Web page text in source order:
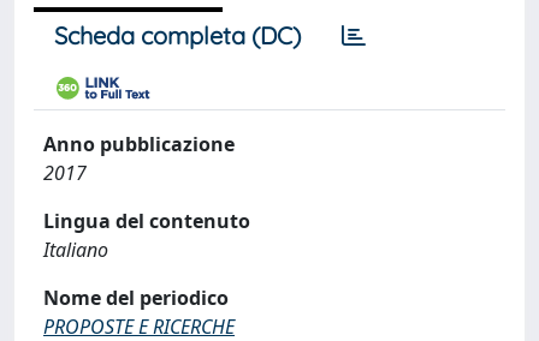
Scheda completa (DC)
Anno pubblicazione
2017
Lingua del contenuto
Italiano
Nome del periodico
PROPOSTE E RICERCHE